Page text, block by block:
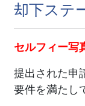
却下ステ
セルフィー写
提出された申
要件を満たし